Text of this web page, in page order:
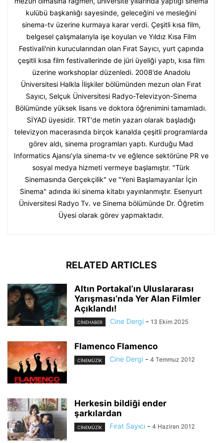
kulübü başkanlığı sayesinde, geleceğini ve mesleğini
sinema-tv üzerine kurmaya karar verdi. Çeşitli kısa film,
belgesel çalışmalarıyla işe koyulan ve Yıldız Kısa Film
Festivali'nin kurucularından olan Fırat Sayıcı, yurt çapında
çeşitli kısa film festivallerinde de jüri üyeliği yaptı, kısa film
üzerine workshoplar düzenledi. 2008’de Anadolu
Üniversitesi Halkla İlişkiler bölümünden mezun olan Fırat
Sayıcı, Selçuk Üniversitesi Radyo-Televizyon-Sinema
Bölümünde yüksek lisans ve doktora öğrenimini tamamladı.
SİYAD üyesidir. TRT'de metin yazarı olarak başladığı
televizyon macerasında birçok kanalda çeşitli programlarda
görev aldı, sinema programları yaptı. Kurduğu Mad
Informatics Ajansı’yla sinema-tv ve eğlence sektörüne PR ve
sosyal medya hizmeti vermeye başlamıştır. "Türk
Sinemasında Gerçekçilik" ve "Yeni Başlamayanlar İçin
Sinema" adında iki sinema kitabı yayınlanmıştır. Esenyurt
Üniversitesi Radyo Tv. ve Sinema bölümünde Dr. Öğretim
Üyesi olarak görev yapmaktadır.
RELATED ARTICLES
Altın Portakal’ın Uluslararası
Yarışması’nda Yer Alan Filmler
Açıklandı!
CINEHABER Cine Dergi - 13 Ekim 2025
Flamenco Flamenco
CİNEMÜZİK Cine Dergi - 4 Temmuz 2012
Herkesin bildiği ender
şarkılardan
CİNEMÜZİK Fırat Sayıcı - 4 Haziran 2012